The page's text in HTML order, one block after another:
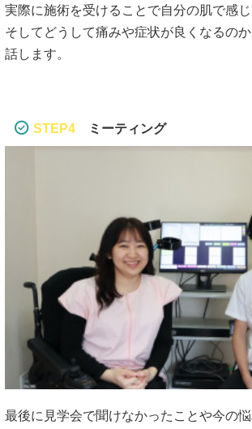
実際に施術を受けることで自分の肌で感じ
そしてどうして痛みや症状が良くなるの
話します。
STEP4 ミーティング
最後に見学会で聞けなかったことや今の